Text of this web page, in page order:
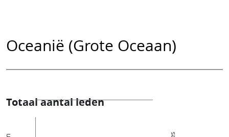
Oceanië (Grote Oceaan)
Totaal aantal leden